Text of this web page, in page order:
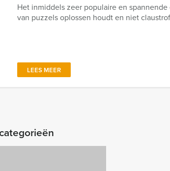
Het inmiddels zeer populaire en
van puzzels oplossen houdt en niet
LEES MEER